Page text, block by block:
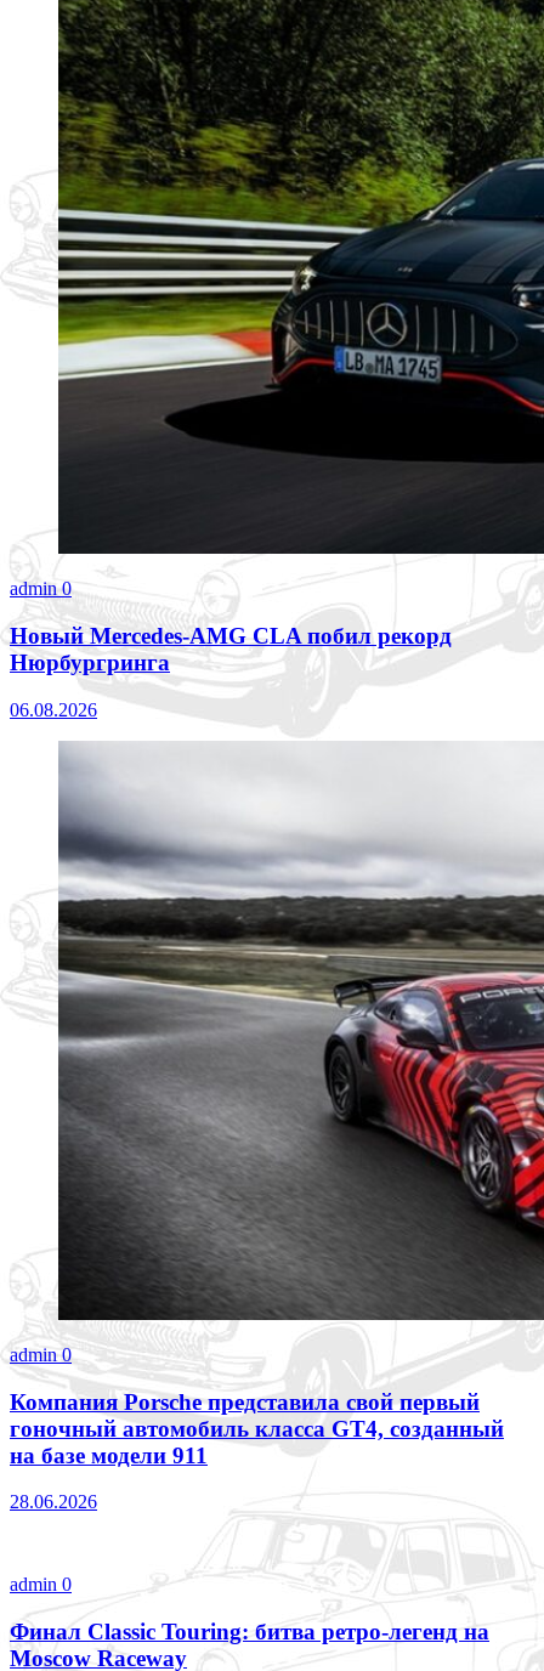
admin0
Новый Mercedes-AMG CLA побил рекорд
Нюрбургринга
06.08.2026
admin0
Компания Porsche представила свой первый
гоночный автомобиль класса GT4, созданный
на базе модели 911
28.06.2026
admin 0
Финал Classic Touring: битва ретро-легенд на
Moscow Raceway